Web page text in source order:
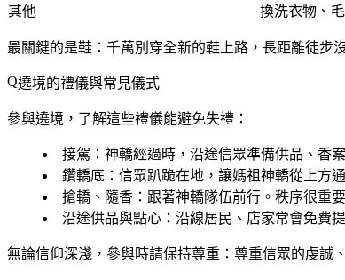
其他
換洗衣物、
最關鍵的是鞋 ：千萬別穿全新的鞋上路，長距離徒步
遶境的禮儀與常見儀式
參與遶境，了解這些禮儀能避免失禮：
接駕 ：神轎經過時，沿途信眾準備供品、香
鑽轎底 ：信眾趴跪在地，讓媽祖神轎從上方
搶轎、隨香 ：跟著神轎隊伍前行。秩序很重
沿途供品與點心 ：沿線居民、店家常會免費
無論信仰深淺，參與時請保持尊重：尊重信眾的虔誠